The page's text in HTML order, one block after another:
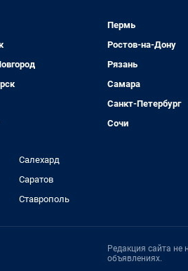
Пермь
Ростов-на-Дону
Рязань
Самара
Санкт-Петербург
Сочи
Салехард
Саратов
Ставрополь
Редакция сайта не
объявлениях.